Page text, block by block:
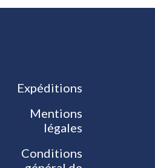
Expéditions
Mentions
légales
Conditions